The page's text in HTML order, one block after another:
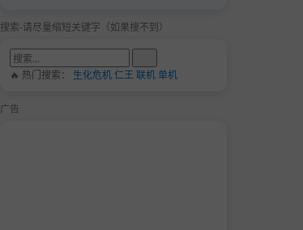
搜索-请尽量缩短关键字（如果搜不到）
🔥 热门搜索： 生化危机仁王 联机单机
广告